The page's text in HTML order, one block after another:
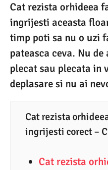
2
0
2
5
2
1
.
0
.
2
0
2
Cat rezista orhideea
ingrijesti aceasta
timp poti sa nu o uzi
pateasca ceva. Nu
plecat sau plecata in
deplasare si nu ai
Cat rezista
ingrijesti corect –
Cat rezista